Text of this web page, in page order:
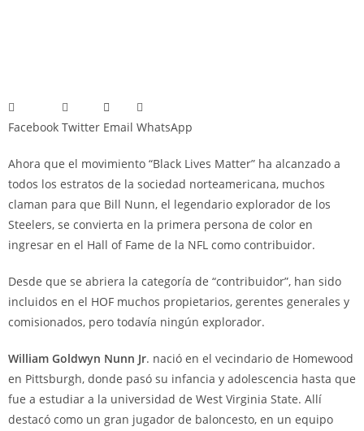
Facebook Twitter Email WhatsApp
Ahora que el movimiento “Black Lives Matter” ha alcanzado a
todos los estratos de la sociedad norteamericana, muchos
claman para que Bill Nunn, el legendario explorador de los
Steelers, se convierta en la primera persona de color en
ingresar en el Hall of Fame de la NFL como contribuidor.
Desde que se abriera la categoría de “contribuidor”, han sido
incluidos en el HOF muchos propietarios, gerentes generales y
comisionados, pero todavía ningún explorador.
William Goldwyn Nunn Jr. nació en el vecindario de Homewood
en Pittsburgh, donde pasó su infancia y adolescencia hasta que
fue a estudiar a la universidad de West Virginia State. Allí
destacó como un gran jugador de baloncesto, en un equipo